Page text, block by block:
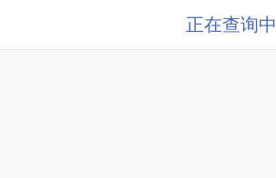
正在查询中